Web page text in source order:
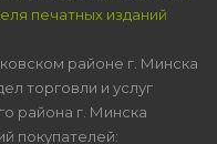
печатных изданий
районе г. Минска
торговли и услуг
района г. Минска
покупателей: